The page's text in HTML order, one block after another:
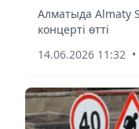
Алматыда Almaty
концерті өтті
14.06.2026 11:32 •